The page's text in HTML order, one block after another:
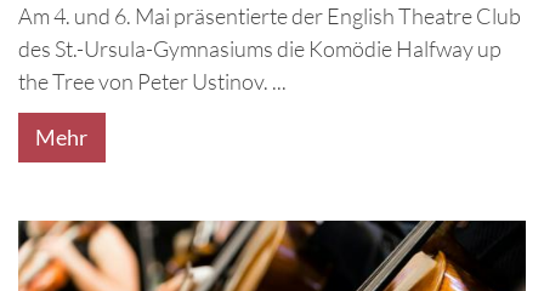
Am 4. und 6. Mai präsentierte der English Theatre Club
des St.-Ursula-Gymnasiums die Komödie Halfway up
the Tree von Peter Ustinov. ...
Mehr